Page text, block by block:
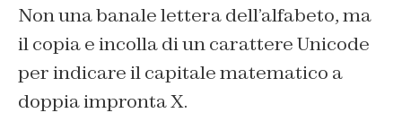
Non una banale lettera dell’alfabeto, ma
il copia e incolla di un carattere Unicode
per indicare il capitale matematico a
doppia impronta X.